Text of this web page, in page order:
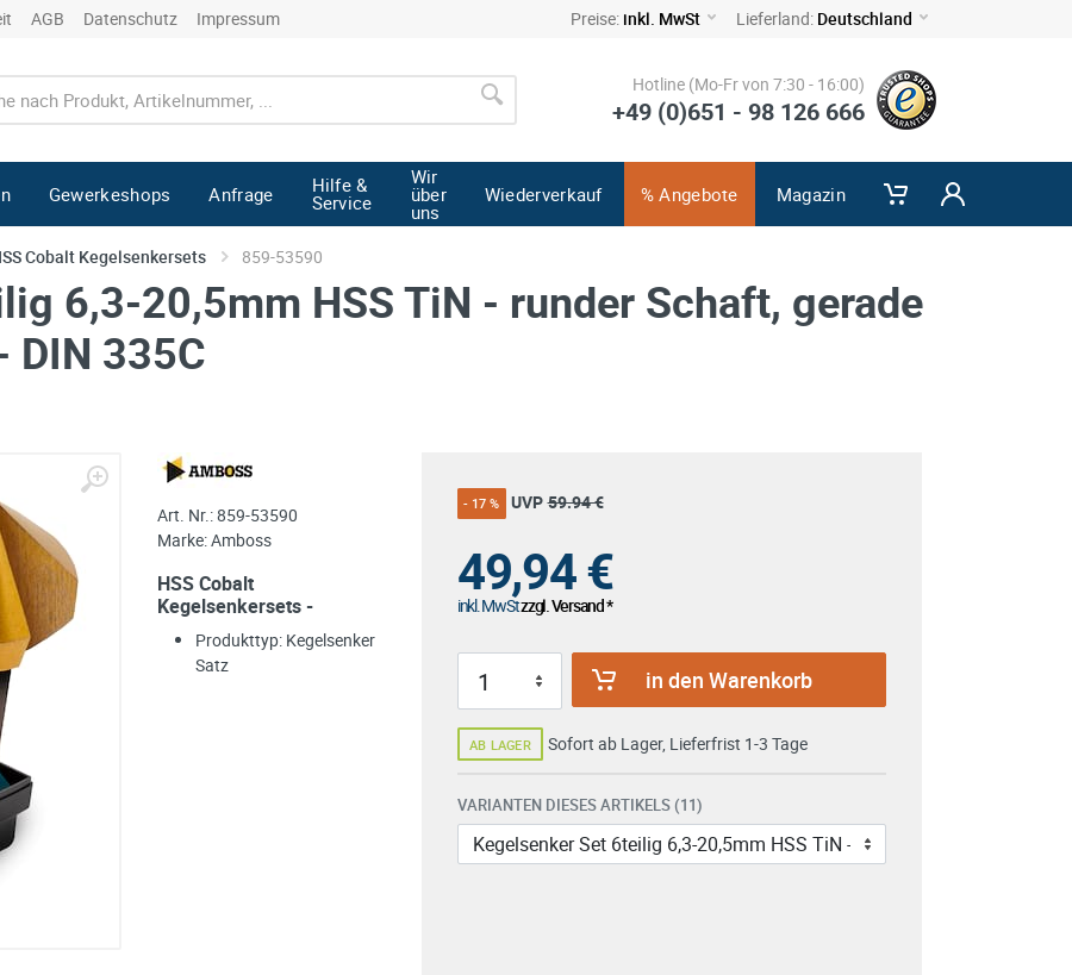
AGB Datenschutz Impressum Preise: inkl. MwSt Lieferland: Deutschland
Hotline (Mo-Fr von 7:30 - 16:00)
+49 (0)651 - 98 126 666
Gewerkeshops Anfrage Hilfe &
Service
Wir
über
uns
Wiederverkauf % Angebote Magazin
Cobalt Kegelsenkersets 859-53590
6,3-20,5mm HSS TiN - runder Schaft, gerade
DIN 335C
Art. Nr.:859-53590
Marke:Amboss
HSS Cobalt
Kegelsenkersets -
Produkttyp: Kegelsenker
Satz
- 17 % UVP 59.94 €
49,94€
inkl. MwStzzgl. Versand *
in den Warenkorb
AB LAGER Sofort ab Lager, Lieferfrist 1-3 Tage
VARIANTEN DIESES ARTIKELS (11)